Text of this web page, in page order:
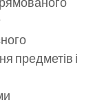
предметів і